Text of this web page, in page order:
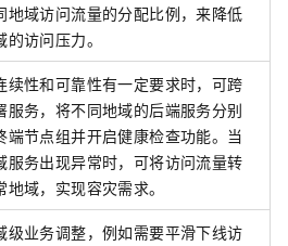
地域访问流量的分配比例，来降低
访问压力。
续性和可靠性有一定要求时，可跨
服务，将不同地域的后端服务分别
端节点组并开启健康检查功能。当
服务出现异常时，可将访问流量转
地域，实现容灾需求。
级业务调整，例如需要平滑下线访